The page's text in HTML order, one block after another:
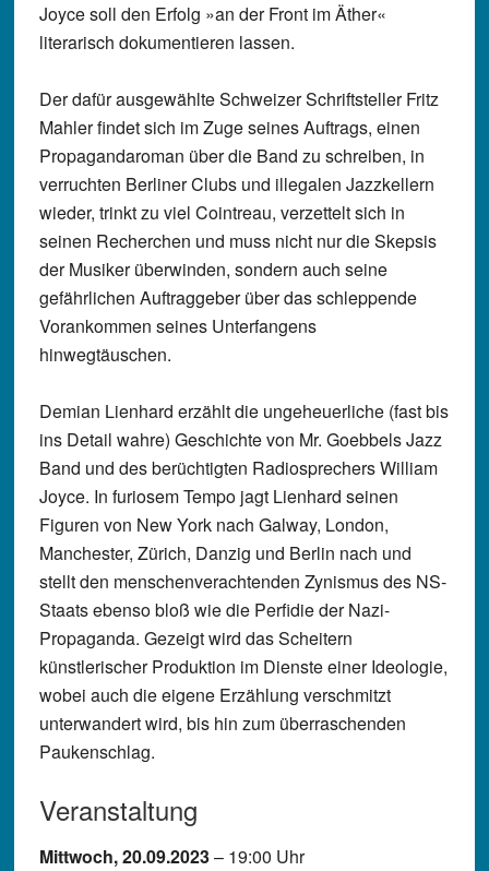
Joyce soll den Erfolg »an der Front im Äther«
literarisch dokumentieren lassen.
Der dafür ausgewählte Schweizer Schriftsteller Fritz
Mahler findet sich im Zuge seines Auftrags, einen
Propagandaroman über die Band zu schreiben, in
verruchten Berliner Clubs und illegalen Jazzkellern
wieder, trinkt zu viel Cointreau, verzettelt sich in
seinen Recherchen und muss nicht nur die Skepsis
der Musiker überwinden, sondern auch seine
gefährlichen Auftraggeber über das schleppende
Vorankommen seines Unterfangens
hinwegtäuschen.
Demian Lienhard erzählt die ungeheuerliche (fast bis
ins Detail wahre) Geschichte von Mr. Goebbels Jazz
Band und des berüchtigten Radiosprechers William
Joyce. In furiosem Tempo jagt Lienhard seinen
Figuren von New York nach Galway, London,
Manchester, Zürich, Danzig und Berlin nach und
stellt den menschenverachtenden Zynismus des NS-
Staats ebenso bloß wie die Perfidie der Nazi-
Propaganda. Gezeigt wird das Scheitern
künstlerischer Produktion im Dienste einer Ideologie,
wobei auch die eigene Erzählung verschmitzt
unterwandert wird, bis hin zum überraschenden
Paukenschlag.
Veranstaltung
Mittwoch, 20.09.2023– 19:00 Uhr